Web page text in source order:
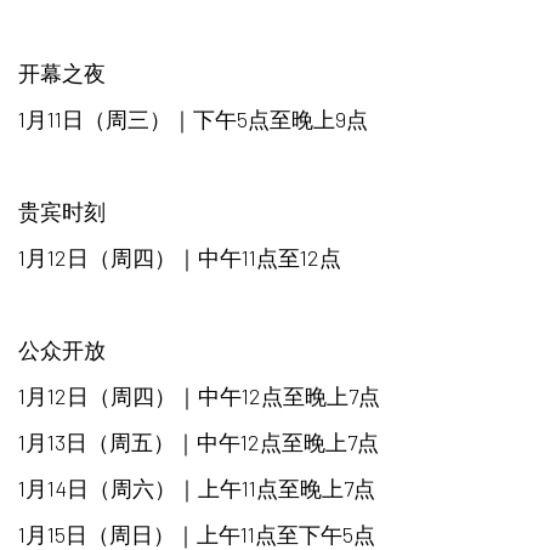
开幕之夜
1月11日（周三）｜下午5点至晚上9点
贵宾时刻
1月12日（周四）｜中午11点至12点
公众开放
1月12日（周四）｜中午12点至晚上7点
1月13日（周五）｜中午12点至晚上7点
1月14日（周六）｜上午11点至晚上7点
1月15日（周日）｜上午11点至下午5点